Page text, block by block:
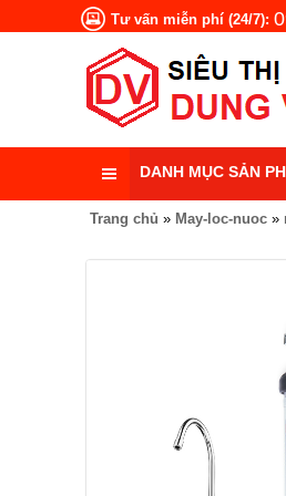
Tư vấn miễn phí (24/7):
DANH MỤC SẢN
Trang chủ » May-loc-nuoc »